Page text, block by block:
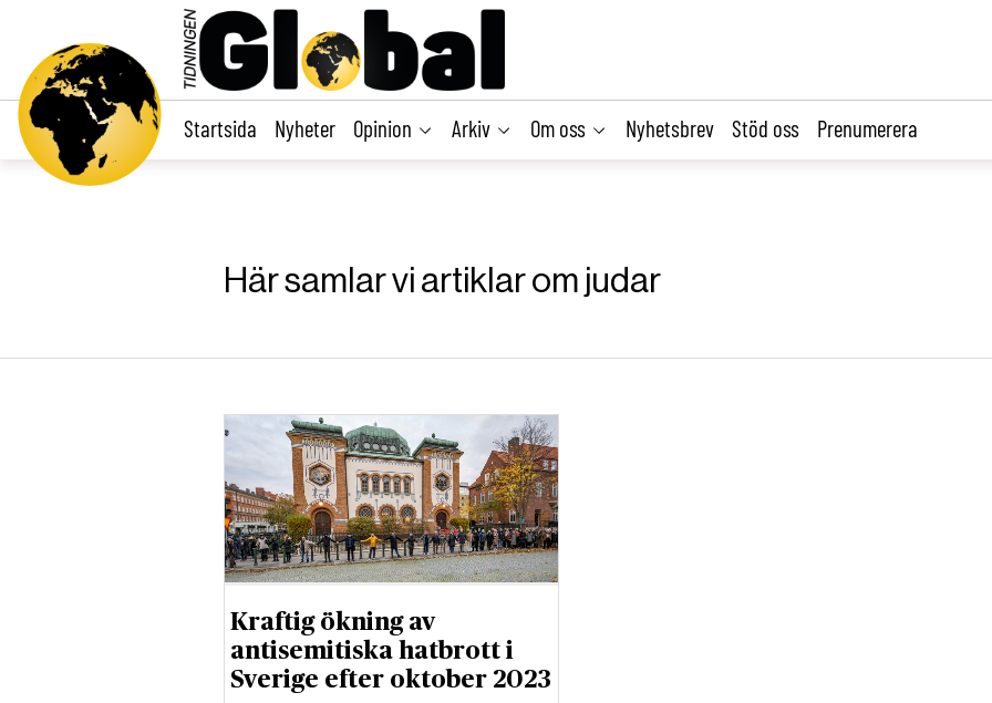
Startsida Nyheter Opinion Arkiv Om oss Nyhetsbrev Stöd oss Prenumerera
Här samlar vi artiklar om judar
Kraftig ökning av
antisemitiska hatbrott i
Sverige efter oktober 2023